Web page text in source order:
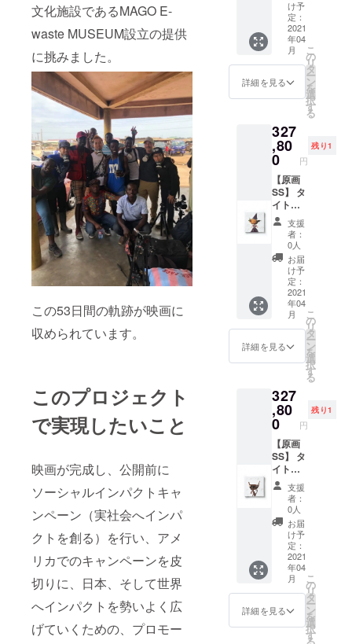
文化施設であるMAGO E-
waste MUSEUM設立の提供
に挑みました。
この53日間の軌跡が映画に
収められています。
このプロジェクト
で実現したいこと
映画が完成し、公開前に
ソーシャルインパクトキャ
ンペーン（実社会へインパ
クトを創る）を行い、アメ
リカでのキャンペーンを皮
切りに、日本、そして世界
へインパクトを勢いよく広
げていくための、プロモー
コー
ヒー』
長坂真
護がE-
WASTE
を使用
して描
いた一
サイ
ズ：20
㎝×20㎝
素材：
Oil and
E-
waste
on
Canvas
け予
定：
2021
年04
月
詳細を見る
こ
の
リ
タ
ー
ン
を
選
択
す
る
327
,80
0 円
残り1
【原画
SS】 タ
イト
ル：
『How
make a
magic
stew』
長坂真
護がE-
WASTE
を使用
して描
いた一
サイ
ズ：20
㎝×20㎝
素材：
Oil and
E-
waste
on
Canvas
支援
者：
0人
お届
け予
定：
2021
年04
月
詳細を見る
こ
の
リ
タ
ー
ン
を
選
択
す
る
327
,80
0 円
残り1
【原画
SS】 タ
イト
ル：
『Fishi
ng a
fish』
長坂真
護がE-
WASTE
を使用
して描
いた一
点もの
の原画
支援
者：
0人
お届
け予
定：
2021
年04
月
詳細を見る
こ
の
リ
タ
ー
ン
を
選
択
す